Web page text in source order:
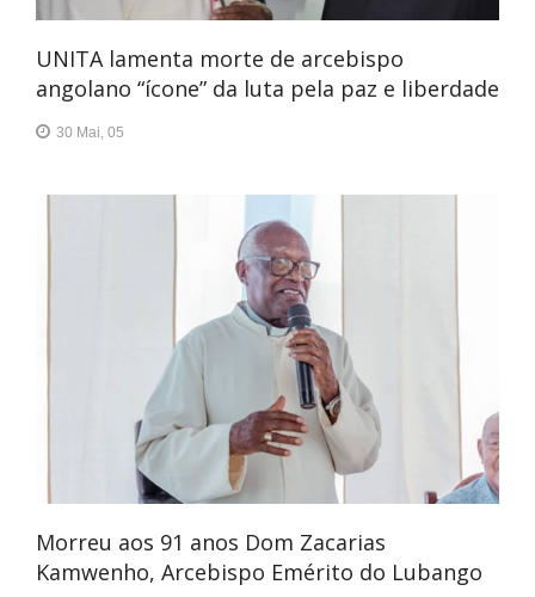
UNITA lamenta morte de arcebispo
angolano “ícone” da luta pela paz e liberdade
30 Mai, 05
Morreu aos 91 anos Dom Zacarias
Kamwenho, Arcebispo Emérito do Lubango